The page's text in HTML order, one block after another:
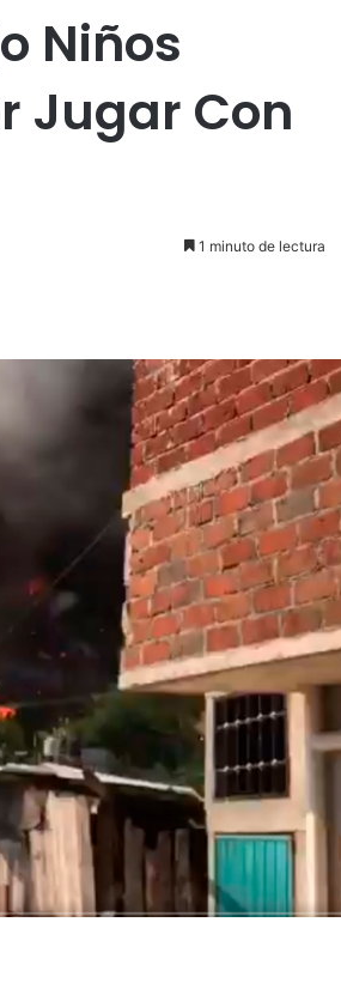
Niños
Jugar Con
1 minuto de lectura